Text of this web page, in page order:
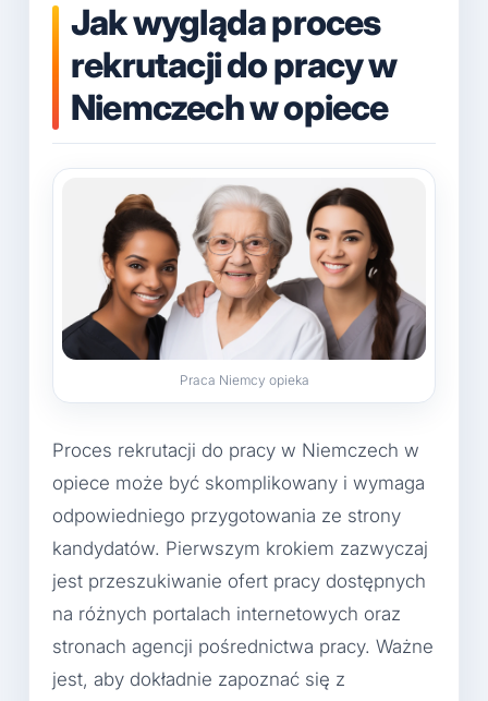
Jak wygląda proces
rekrutacji do pracy w
Niemczech w opiece
Praca Niemcy opieka
Proces rekrutacji do pracy w Niemczech w
opiece może być skomplikowany i wymaga
odpowiedniego przygotowania ze strony
kandydatów. Pierwszym krokiem zazwyczaj
jest przeszukiwanie ofert pracy dostępnych
na różnych portalach internetowych oraz
stronach agencji pośrednictwa pracy. Ważne
jest, aby dokładnie zapoznać się z